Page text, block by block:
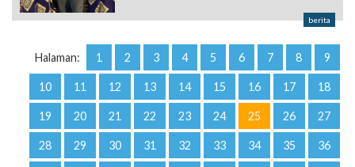
berita
Halaman: 1 2 3 4 5 6 7 8 9
10 11 12 13 14 15 16 17 18
19 20 21 22 23 24 25 26 27
28 29 30 31 32 33 34 35 36